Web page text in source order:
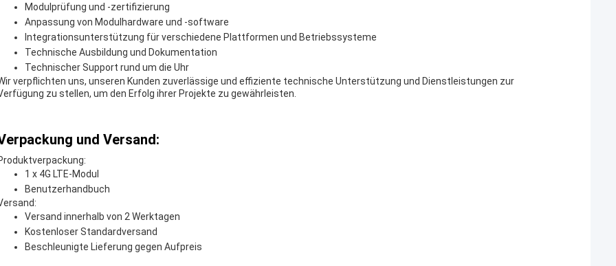
Modulprüfung und -zertifizierung
Anpassung von Modulhardware und -software
Integrationsunterstützung für verschiedene Plattformen und Betriebssysteme
Technische Ausbildung und Dokumentation
Technischer Support rund um die Uhr
verpflichten uns, unseren Kunden zuverlässige und effiziente technische Unterstützung und Dienstleistungen zur
zu stellen, um den Erfolg ihrer Projekte zu gewährleisten.
und Versand:
1 x 4G LTE-Modul
Benutzerhandbuch
Versand innerhalb von 2 Werktagen
Kostenloser Standardversand
Beschleunigte Lieferung gegen Aufpreis